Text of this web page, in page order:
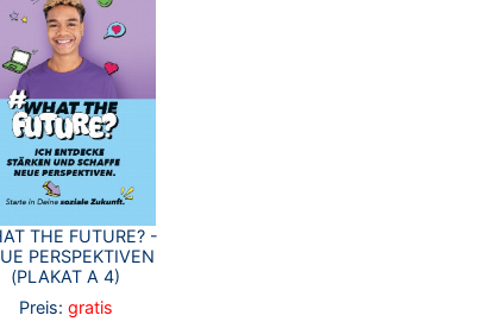
THE FUTURE? -
PERSPEKTIVEN
(PLAKAT A 4)
Preis: gratis